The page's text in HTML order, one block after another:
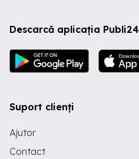
Descarcă aplicația Publi24
Suport clienți
Ajutor
Contact